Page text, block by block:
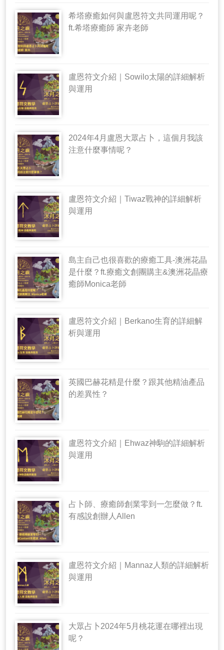
希塔療癒如何與盧恩符文共同運用呢？
ft.希塔療癒師 家卉老師
盧恩符文介紹｜Sowilo太陽的詳細解析
與運用
2024年4月盧恩大眾占卜，這個月我該
注意什麼事情呢？
盧恩符文介紹｜Tiwaz戰神的詳細解析
與運用
島主自己也很喜歡的療癒工具-澳洲花晶
是什麼？ft.療癒文創團購主&澳洲花晶療
癒師Monica老師
盧恩符文介紹｜Berkano生育的詳細解
析與運用
英國巴赫花精是什麼？跟其他精油產品
的差異性？
盧恩符文介紹｜Ehwaz神駒的詳細解析
與運用
占卜師、療癒師創業零到一怎麼做？ft.
有感說創辦人Allen
盧恩符文介紹｜Mannaz人類的詳細解析
與運用
大眾占卜2024年5月桃花運在哪裡出現
呢？